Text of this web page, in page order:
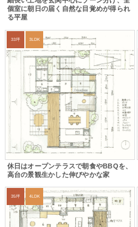
個室に朝日の届く自然な目覚めが得られ
る平屋
33坪 3LDK
休日はオープンテラスで朝食やBBQを、
高台の景観生かした伸びやかな家
35坪 4LDK